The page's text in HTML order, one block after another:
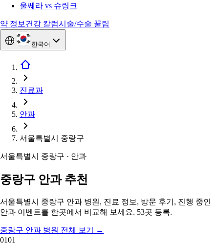
울쎄라 vs 슈링크
약 정보 건강 칼럼시술/수술 꿀팁
한국어
진료과
안과
서울특별시 중랑구
서울특별시 중랑구 · 안과
중랑구 안과 추천
서울특별시 중랑구 안과 병원, 진료 정보, 방문 후기, 진행 중인
안과 이벤트를 한곳에서 비교해 보세요. 53곳 등록.
중랑구 안과 병원 전체 보기
→
0101